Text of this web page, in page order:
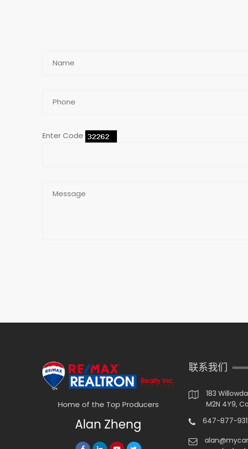
Enter Code
Home of the Top Producers
Alan Zheng
联系我们
183
M2N 4Y9,
647-877-